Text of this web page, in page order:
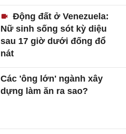
Động đất ở Venezuela:
Nữ sinh sống sót kỳ diệu
sau 17 giờ dưới đống đổ
nát
Các 'ông lớn' ngành xây
dựng làm ăn ra sao?